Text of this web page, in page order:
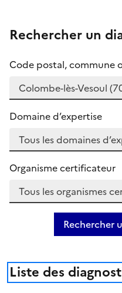
Rechercher un
Code postal, commune
Domaine d’expertise
Organisme certificateur
Rechercher
Liste des